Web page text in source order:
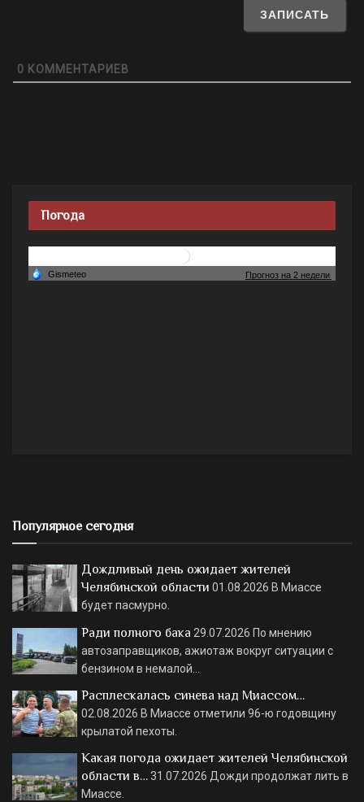
0 КОММЕНТАРИЕВ
Погода
Популярное сегодня
Дождливый день ожидает жителей
Челябинской области 01.08.2026 В Миассе
будет пасмурно.
Ради полного бака 29.07.2026 По мнению
автозаправщиков, ажиотаж вокруг ситуации с
бензином в немалой…
Расплескалась синева над Миассом…
02.08.2026 В Миассе отметили 96-ю годовщину
крылатой пехоты.
Какая погода ожидает жителей Челябинской
области в…31.07.2026 Дожди продолжат лить в
Миассе.